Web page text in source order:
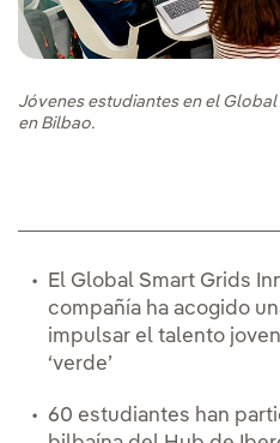
Jóvenes estudiantes en el
en Bilbao.
El Global Smart Grids
compañía ha acogido
impulsar el talento
‘verde’
60 estudiantes han